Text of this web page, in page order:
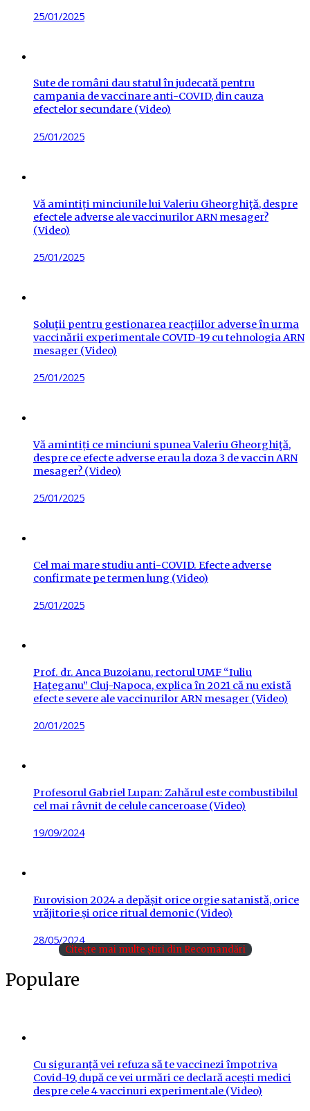
Posted
25/01/2025
Sute de români dau statul în judecată pentru
campania de vaccinare anti-COVID, din cauza
efectelor secundare (Video)
Posted
25/01/2025
Vă amintiți minciunile lui Valeriu Gheorghiţă, despre
efectele adverse ale vaccinurilor ARN mesager?
(Video)
Posted
25/01/2025
Soluţii pentru gestionarea reacţiilor adverse în urma
vaccinării experimentale COVID-19 cu tehnologia ARN
mesager (Video)
Posted
25/01/2025
Vă amintiți ce minciuni spunea Valeriu Gheorghiţă,
despre ce efecte adverse erau la doza 3 de vaccin ARN
mesager? (Video)
Posted
25/01/2025
Cel mai mare studiu anti-COVID. Efecte adverse
confirmate pe termen lung (Video)
Posted
25/01/2025
Prof. dr. Anca Buzoianu, rectorul UMF “Iuliu
Hațeganu” Cluj-Napoca, explica în 2021 că nu există
efecte severe ale vaccinurilor ARN mesager (Video)
Posted
20/01/2025
Profesorul Gabriel Lupan: Zahărul este combustibilul
cel mai râvnit de celule canceroase (Video)
Posted
19/09/2024
Eurovision 2024 a depășit orice orgie satanistă, orice
vrăjitorie și orice ritual demonic (Video)
Posted
28/05/2024
Citește mai multe știri din Recomandări
Populare
Cu siguranță vei refuza să te vaccinezi împotriva
Covid-19, după ce vei urmări ce declară acești medici
despre cele 4 vaccinuri experimentale (Video)